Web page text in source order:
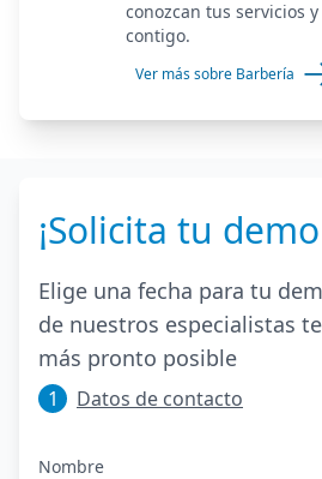
conozcan tus servicios
contigo.
Ver más sobre Barbería
¡Solicita tu
Elige una fecha para tu
de nuestros especialistas
más pronto posible
1 Datos de contacto
Nombre